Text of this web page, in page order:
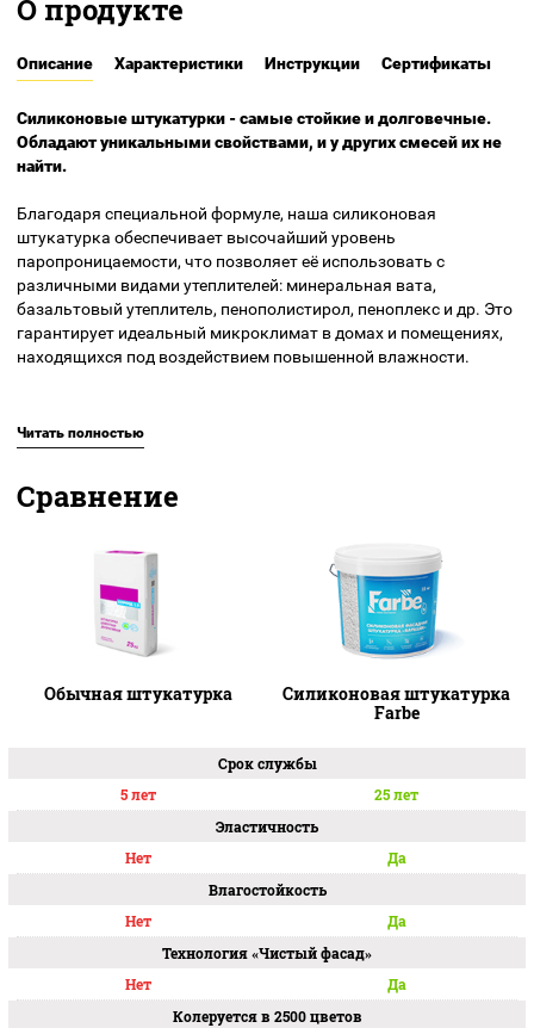
сказать, что материал показал себя отлично.
Впоследствии, если я еще раз столкнусь с подобными
фасадами (будь это ремонтные работы или возведение
новых конструкций), я сам повторно обращусь и
учитывая, что он делается на заводе в России.Ни разу не
пожалел, что выбрал именно Фарбе, хоть и конкуренция
О продукте
Описание Характеристики Инструкции Сертификаты
Силиконовые штукатурки - самые стойкие и долговечные.
Обладают уникальными свойствами, и у других смесей их не
найти.
Благодаря специальной формуле, наша силиконовая
штукатурка обеспечивает высочайший уровень
паропроницаемости, что позволяет её использовать с
различными видами утеплителей: минеральная вата,
базальтовый утеплитель, пенополистирол, пеноплекс и др. Это
гарантирует идеальный микроклимат в домах и помещениях,
находящихся под воздействием повышенной влажности.
эластичность, устойчивость к выгоранию и атмосферным
воздействиям. Материал гнется и растягивается,
финишного защитного слоя.
покрытие с зернистой структурой на минеральных
основаниях: ячеистый бетон, газобетон, бетон, цементно-
песчаные, цементно-известковые и известковые штукатурки,
кирпичные кладки, гипсокартон, ЦПС и т.д.
Наши специалисты и технологи помогут вам выбрать
подходящую фасадную штукатурку и грунтовку,
климатических условий.
Препятствует образованию микротрещин
Не выгорает под воздействием солнечных лучей
Защищает от образования плесени и грибка
Читать полностью
Сравнение
Обычная штукатурка
Силиконовая штукатурка
Farbe
Срок службы
5 лет
25 лет
Эластичность
Нет
Да
Влагостойкость
Нет
Да
Технология «Чистый фасад»
Нет
Да
Колеруется в 2500 цветов